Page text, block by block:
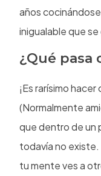
años
inigualable que
¿Qué pasa
¡Es rarísimo
(Normalmente
que dentro de un
todavía no existe.
tu mente ves a